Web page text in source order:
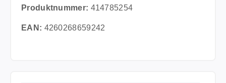
Produktnummer: 414785254
EAN: 4260268659242